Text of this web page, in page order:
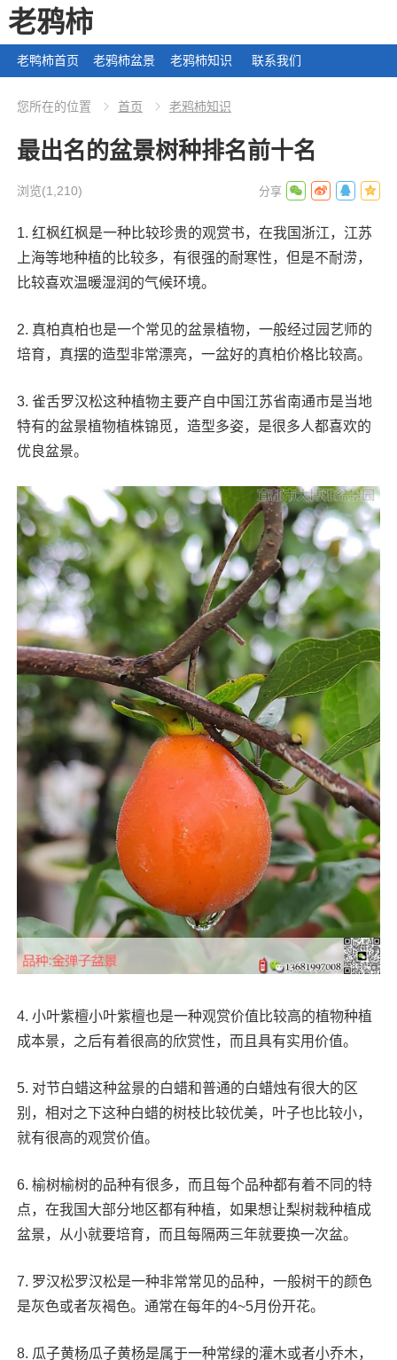
老鸦柿
老鸭柿首页 老鸦柿盆景 老鸦柿知识 联系我们
您所在的位置 首页 老鸦柿知识
最出名的盆景树种排名前十名
浏览(1,210)
1. 红枫红枫是一种比较珍贵的观赏书，在我国浙江，江苏
上海等地种植的比较多，有很强的耐寒性，但是不耐涝，
比较喜欢温暖湿润的气候环境。
2. 真柏真柏也是一个常见的盆景植物，一般经过园艺师的
培育，真摆的造型非常漂亮，一盆好的真柏价格比较高。
3. 雀舌罗汉松这种植物主要产自中国江苏省南通市是当地
特有的盆景植物植株锦觅，造型多姿，是很多人都喜欢的
优良盆景。
4. 小叶紫檀小叶紫檀也是一种观赏价值比较高的植物种植
成本景，之后有着很高的欣赏性，而且具有实用价值。
5. 对节白蜡这种盆景的白蜡和普通的白蜡烛有很大的区
别，相对之下这种白蜡的树枝比较优美，叶子也比较小，
就有很高的观赏价值。
6. 榆树榆树的品种有很多，而且每个品种都有着不同的特
点，在我国大部分地区都有种植，如果想让梨树栽种植成
盆景，从小就要培育，而且每隔两三年就要换一次盆。
7. 罗汉松罗汉松是一种非常常见的品种，一般树干的颜色
是灰色或者灰褐色。通常在每年的4~5月份开花。
8. 瓜子黄杨瓜子黄杨是属于一种常绿的灌木或者小乔木，